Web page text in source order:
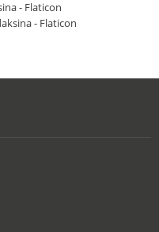
- Flaticon
- Flaticon